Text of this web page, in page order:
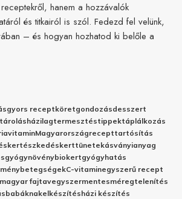
hanem a hozzávalók
és titkairól is szól. Fedezd fel velünk,
– és hogyan hozhatod ki belőle a
gyors receptköretgondozásdesszert
tárolásházilagtermesztéstippektáplálkozás
vitaminMagyarországrecepttartósítás
kertészkedéskerttünetekásványianyag
gyógynövénybiokertgyógyhatás
betegségekC-vitaminegyszerű recept
magyar fajtavegyszermentesméregtelenítés
babáknakelkészítésházi készítés